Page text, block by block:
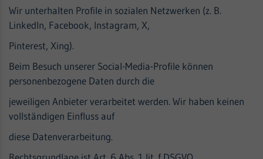
Wir unterhalten Profile in sozialen Netzwerken (z. B.
LinkedIn, Facebook, Instagram, X,
Pinterest, Xing).
Beim Besuch unserer Social-Media-Profile können
personenbezogene Daten durch die
jeweiligen Anbieter verarbeitet werden. Wir haben keinen
vollständigen Einfluss auf
diese Datenverarbeitung.